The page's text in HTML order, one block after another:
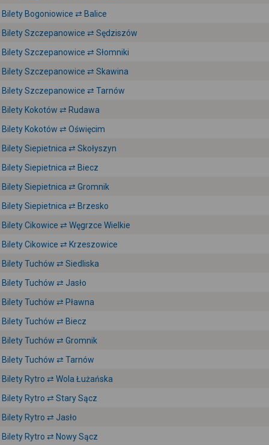
Bilety Bogoniowice ⇄ Balice
Bilety Szczepanowice ⇄ Sędziszów
Bilety Szczepanowice ⇄ Słomniki
Bilety Szczepanowice ⇄ Skawina
Bilety Szczepanowice ⇄ Tarnów
Bilety Kokotów ⇄ Rudawa
Bilety Kokotów ⇄ Oświęcim
Bilety Siepietnica ⇄ Skołyszyn
Bilety Siepietnica ⇄ Biecz
Bilety Siepietnica ⇄ Gromnik
Bilety Siepietnica ⇄ Brzesko
Bilety Cikowice ⇄ Węgrzce Wielkie
Bilety Cikowice ⇄ Krzeszowice
Bilety Tuchów ⇄ Siedliska
Bilety Tuchów ⇄ Jasło
Bilety Tuchów ⇄ Pławna
Bilety Tuchów ⇄ Biecz
Bilety Tuchów ⇄ Gromnik
Bilety Tuchów ⇄ Tarnów
Bilety Rytro ⇄ Wola Łużańska
Bilety Rytro ⇄ Stary Sącz
Bilety Rytro ⇄ Jasło
Bilety Rytro ⇄ Nowy Sącz